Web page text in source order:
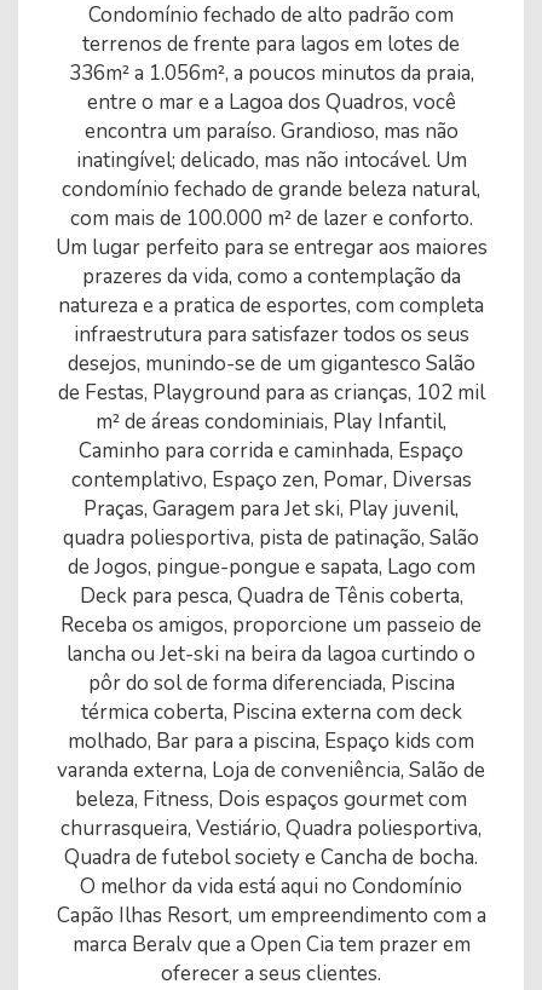
Condomínio fechado de alto padrão com
terrenos de frente para lagos em lotes de
336m² a 1.056m², a poucos minutos da praia,
entre o mar e a Lagoa dos Quadros, você
encontra um paraíso. Grandioso, mas não
inatingível; delicado, mas não intocável. Um
condomínio fechado de grande beleza natural,
com mais de 100.000 m² de lazer e conforto.
Um lugar perfeito para se entregar aos maiores
prazeres da vida, como a contemplação da
natureza e a pratica de esportes, com completa
infraestrutura para satisfazer todos os seus
desejos, munindo-se de um gigantesco Salão
de Festas, Playground para as crianças, 102 mil
m² de áreas condominiais, Play Infantil,
Caminho para corrida e caminhada, Espaço
contemplativo, Espaço zen, Pomar, Diversas
Praças, Garagem para Jet ski, Play juvenil,
quadra poliesportiva, pista de patinação, Salão
de Jogos, pingue-pongue e sapata, Lago com
Deck para pesca, Quadra de Tênis coberta,
Receba os amigos, proporcione um passeio de
lancha ou Jet-ski na beira da lagoa curtindo o
pôr do sol de forma diferenciada, Piscina
térmica coberta, Piscina externa com deck
molhado, Bar para a piscina, Espaço kids com
varanda externa, Loja de conveniência, Salão de
beleza, Fitness, Dois espaços gourmet com
churrasqueira, Vestiário, Quadra poliesportiva,
Quadra de futebol society e Cancha de bocha.
O melhor da vida está aqui no Condomínio
Capão Ilhas Resort, um empreendimento com a
marca Beralv que a Open Cia tem prazer em
oferecer a seus clientes.